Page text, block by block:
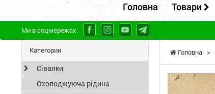
Головна Товари
Ми в соцмережах:
Головна >
Категории
Сівалки
Охолоджуюча рідина